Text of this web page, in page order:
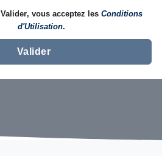
Valider, vous acceptez les Conditions
d'Utilisation.
Valider